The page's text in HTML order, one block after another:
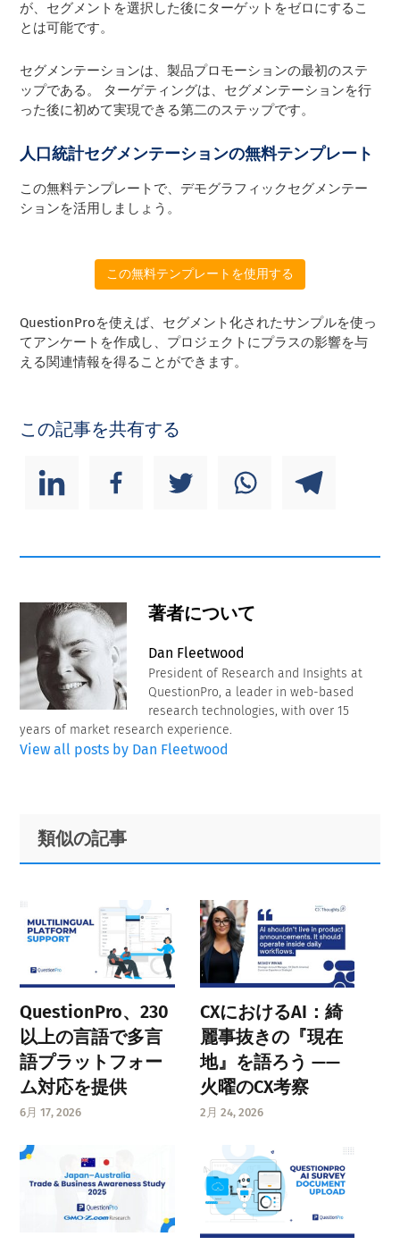
が、セグメントを選択した後にターゲットをゼロにするこ
とは可能です。
セグメンテーションは、製品プロモーションの最初のステ
ップである。 ターゲティングは、セグメンテーションを行
った後に初めて実現できる第二のステップです。
人口統計セグメンテーションの無料テンプレート
この無料テンプレートで、デモグラフィックセグメンテー
ションを活用しましょう。
この無料テンプレートを使用する
QuestionProを使えば、セグメント化されたサンプルを使っ
てアンケートを作成し、プロジェクトにプラスの影響を与
える関連情報を得ることができます。
この記事を共有する
著者について
Dan Fleetwood
President of Research and Insights at
QuestionPro, a leader in web-based
research technologies, with over 15
years of market research experience.
View all posts by Dan Fleetwood
Primary
Sidebar
Footer
類似の記事
QuestionPro、230
以上の言語で多言
語プラットフォー
ム対応を提供
6月 17, 2026
CXにおけるAI：綺
麗事抜きの『現在
地』を語ろう ——
火曜のCX考察
2月 24, 2026